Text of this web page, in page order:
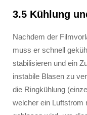
3.5 Kühlung
Nachdem der
muss er schnell
stabilisieren und ein
instabile Blasen zu
die Ringkühlung
welcher ein Luftstrom